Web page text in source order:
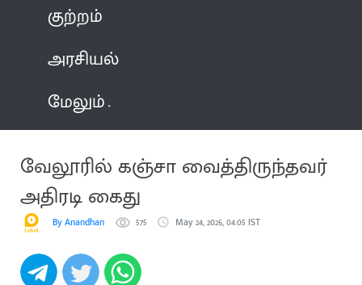
குற்றம்
அரசியல்
மேலும்
வேலூரில் கஞ்சா வைத்திருந்தவர்
அதிரடி கைது
By Anandhan 575 May 24, 2026, 04:05 IST